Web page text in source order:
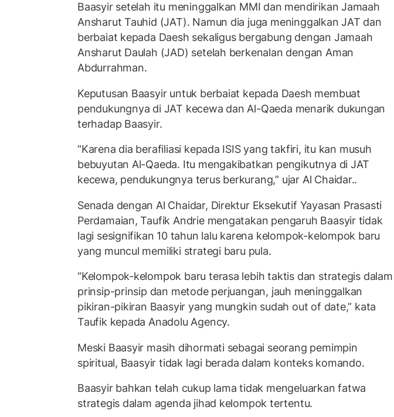
Baasyir setelah itu meninggalkan MMI dan mendirikan Jamaah
Ansharut Tauhid (JAT). Namun dia juga meninggalkan JAT dan
berbaiat kepada Daesh sekaligus bergabung dengan Jamaah
Ansharut Daulah (JAD) setelah berkenalan dengan Aman
Abdurrahman.
Keputusan Baasyir untuk berbaiat kepada Daesh membuat
pendukungnya di JAT kecewa dan Al-Qaeda menarik dukungan
terhadap Baasyir.
“Karena dia berafiliasi kepada ISIS yang takfiri, itu kan musuh
bebuyutan Al-Qaeda. Itu mengakibatkan pengikutnya di JAT
kecewa, pendukungnya terus berkurang,” ujar Al Chaidar..
Senada dengan Al Chaidar, Direktur Eksekutif Yayasan Prasasti
Perdamaian, Taufik Andrie mengatakan pengaruh Baasyir tidak
lagi sesignifikan 10 tahun lalu karena kelompok-kelompok baru
yang muncul memiliki strategi baru pula.
“Kelompok-kelompok baru terasa lebih taktis dan strategis dalam
prinsip-prinsip dan metode perjuangan, jauh meninggalkan
pikiran-pikiran Baasyir yang mungkin sudah out of date,” kata
Taufik kepada Anadolu Agency.
Meski Baasyir masih dihormati sebagai seorang pemimpin
spiritual, Baasyir tidak lagi berada dalam konteks komando.
Baasyir bahkan telah cukup lama tidak mengeluarkan fatwa
strategis dalam agenda jihad kelompok tertentu.